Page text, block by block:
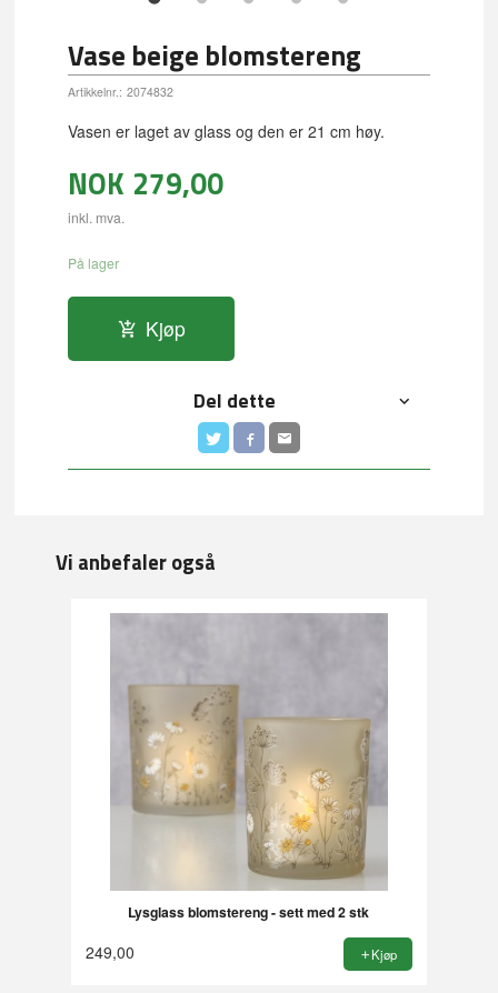
Vase beige blomstereng
Artikkelnr.: 2074832
Vasen er laget av glass og den er 21 cm høy.
NOK 279,00
inkl. mva.
På lager
Kjøp
Del dette
Vi anbefaler også
Lysglass blomstereng - sett med 2 stk
249,00 Kjøp